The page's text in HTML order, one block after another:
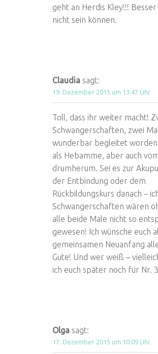
geht an Herdis Kley!!!
nicht sein können.
Claudia sagt:
19. Dezember 2015 um 13:47 Uhr
Toll, dass ihr weiter macht!
Schwangerschaften, zwei
wunderbar begleitet worden
als Hebamme, aber auch
drumherum. Sei es zur
der Entbindung oder dem
Rückbildungskurs danach –
Schwangerschaften wären
alle beide Male nicht so
gewesen! Ich wünsche euch
gemeinsamen Neuanfang
Gute! Und wer weiß –
ich euch später noch für Nr.
Olga sagt:
17. Dezember 2015 um 10:09 Uhr